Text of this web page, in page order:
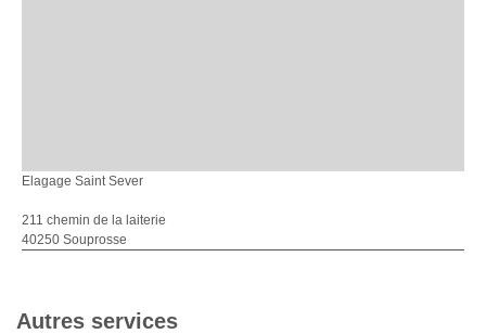
Elagage Saint Sever
211 chemin de la laiterie
40250 Souprosse
Autres services